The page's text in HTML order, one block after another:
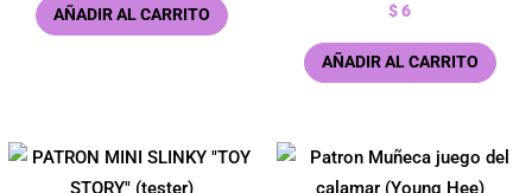
AÑADIR AL CARRITO $6
AÑADIR AL CARRITO